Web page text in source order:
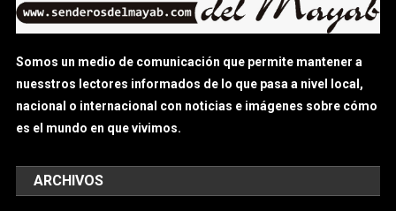
Somos un medio de comunicación que permite mantener a
nuesstros lectores informados de lo que pasa a nivel local,
nacional o internacional con noticias e imágenes sobre cómo
es el mundo en que vivimos.
ARCHIVOS